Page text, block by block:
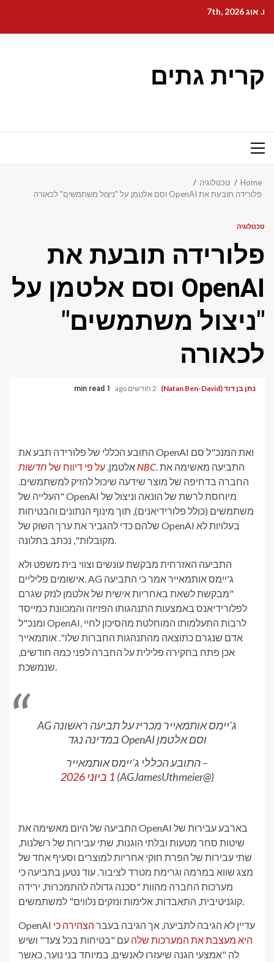
content
ו. אוג 7th, 2026
קרית גתים
Primary
Home
טכנולוגיה
פלורידה תובעת את OpenAI וסם אלטמן על "ניצול משתמשים" לכאורה
טכנולוגיה
פלורידה תובעת את
OpenAI וסם אלטמן על
"ניצול משתמשים"
לכאורה
נתן בן דוד (Natan Ben-David) 2 חודשים ago 1 min read
התובע הכללי של פלורידה תבע את OpenAI ואת המנכ"ל סם
אלטמן, על פי דיווח של חדשות NBC. התביעה מאשימה את
החברה בדחיפה של מוצר שידעה שיכול להזיק למשתמשים.
"העלייה של OpenAI מיוחסת לרשת של הונאה וניצול של
משתמשים (כולל פלורידיאנים), תוך מינוף הנתונים והבטיחות
שלהם כדי להגביר את ערך השוק של OpenAI בעלויות לא
מקובלות", נכתב בתלונה.
התביעה האזרחית מבקשת עונשים וצווי בית משפט ולא
אישומים פליליים. AG ג'יימס אותמאייר אמר כי התביעה
"מבקשת לשאת באחריות אישית של אלטמן לנזק שגרם
לפלורידיאנס באמצעות התנהגותו הפזיזה והמכוונת כמייסד
ומנכ"ל OpenAI, לרבות התעלמותו המוחלטת מהסיכון לחיי
אדם שנגרם כתוצאה מהתנהגות החברות שלו". אותמאייר
אכן פתח בחקירה פלילית על החברה לפני כמה חודשים,
שנמשכת.
AG ג'יימס אותמאייר מכריז על תביעה ראשונה
במדינה נגד OpenAI וסם אלטמן
– התובע הכללי ג'יימס אותמאייר
(@AGJamesUthmeier)
1 ביוני 2026
התביעה של היום מאשימה את OpenAI בארבע עבירות של
שיטות סחר מטעות ובלתי הוגנות, שתי עבירות של רשלנות,
שתי עבירות של הפרת חוקי אחריות למוצרים וסעיף אחד של
מצג שווא במרמה וגרימת מטרד לציבור. עוד נטען בתביעה כי
מערכות החברה מהוות "סכנה גדולה להתמכרות, ירידה
קוגניטיבית, התאבדות, אלימות ונזקים נלווים" למשתמשים.
OpenAI עדיין לא הגיבה לתביעה, אך הגיבה בעבר הצהירה כי
היא מעצבת את המערכות שלה עם "בטיחות בכל צעד" ושיש
לה "אמצעי הגנה שיעזרו לאנשים, במיוחד בני נוער, כאשר